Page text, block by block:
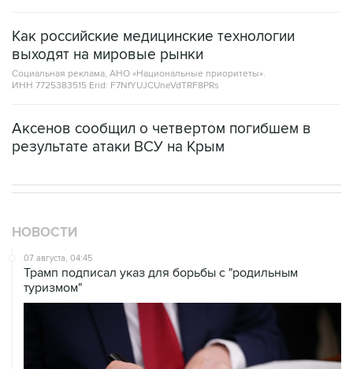
Как российские медицинские технологии
выходят на мировые рынки
Социальная реклама, АНО «Национальные приоритеты».
ИНН 7725383515 Erid: F7NfYUJCUneVdTRF8PRs
Аксенов сообщил о четвертом погибшем в
результате атаки ВСУ на Крым
НОВОСТИ
07 августа, 04:45
Трамп подписал указ для борьбы с "родильным
туризмом"